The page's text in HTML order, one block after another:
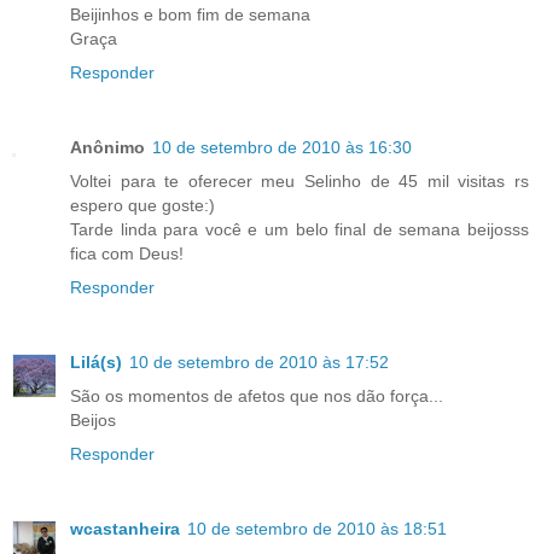
Beijinhos e bom fim de semana
Graça
Responder
Anônimo 10 de setembro de 2010 às 16:30
Voltei para te oferecer meu Selinho de 45 mil visitas rs
espero que goste:)
Tarde linda para você e um belo final de semana beijosss
fica com Deus!
Responder
Lilá(s) 10 de setembro de 2010 às 17:52
São os momentos de afetos que nos dão força...
Beijos
Responder
wcastanheira 10 de setembro de 2010 às 18:51